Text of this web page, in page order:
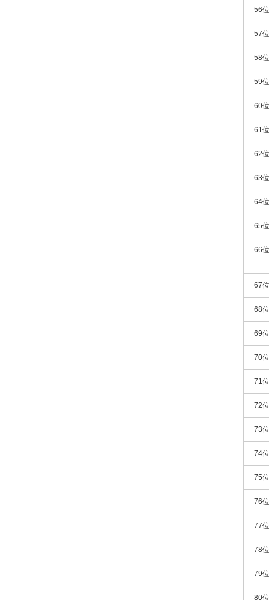
56位
57位
58位
59位
60位
61位
62位
63位
64位
65位
66位
67位
68位
69位
70位
71位
72位
73位
74位
75位
76位
77位
78位
79位
80位